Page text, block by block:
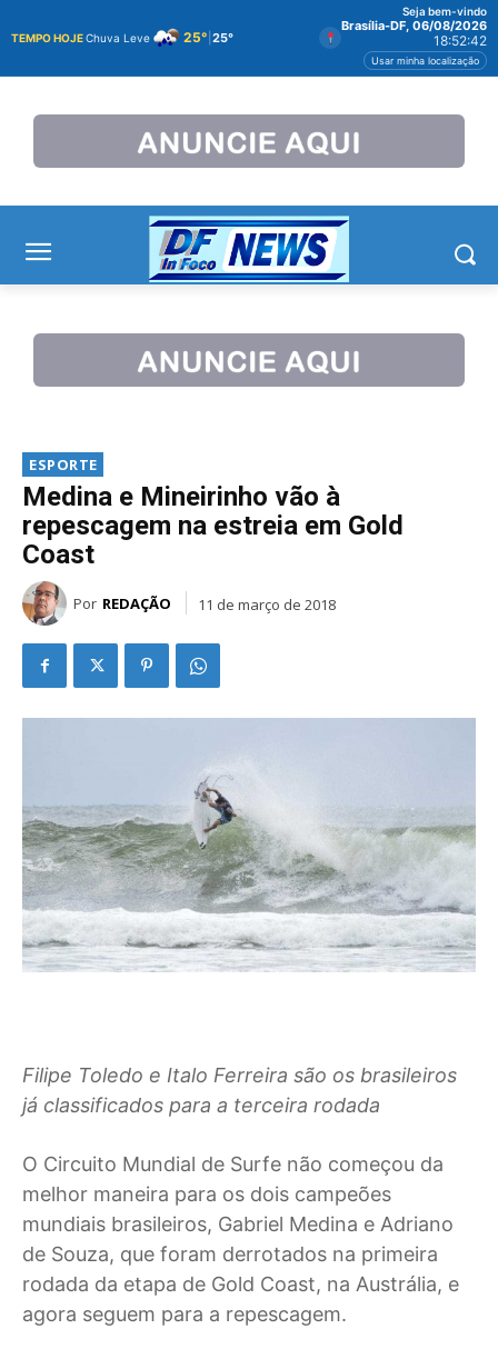
TEMPO HOJEChuva Leve 25° 25°
Seja bem-vindo
Brasília-DF, 06/08/2026
18:52:42
Usar minha localização
ESPORTE
Medina e Mineirinho vão à
repescagem na estreia em Gold
Coast
Por REDAÇÃO 11 de março de 2018
Filipe Toledo e Italo Ferreira são os brasileiros
já classificados para a terceira rodada
O Circuito Mundial de Surfe não começou da
melhor maneira para os dois campeões
mundiais brasileiros, Gabriel Medina e Adriano
de Souza, que foram derrotados na primeira
rodada da etapa de Gold Coast, na Austrália, e
agora seguem para a repescagem.